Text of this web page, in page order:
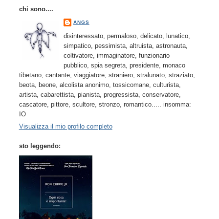
chi sono....
ANGS
disinteressato, permaloso, delicato, lunatico,
simpatico, pessimista, altruista, astronauta,
coltivatore, immaginatore, funzionario
pubblico, spia segreta, presidente, monaco
tibetano, cantante, viaggiatore, straniero, stralunato, straziato,
beota, beone, alcolista anonimo, tossicomane, culturista,
artista, cabarettista, pianista, progressista, conservatore,
cascatore, pittore, scultore, stronzo, romantico..... insomma:
IO
Visualizza il mio profilo completo
sto leggendo: